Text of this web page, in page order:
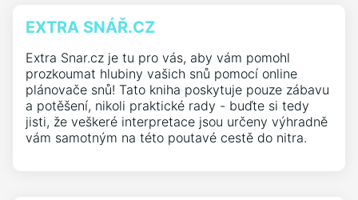
EXTRA SNÁŘ.CZ
Extra Snar.cz je tu pro vás, aby vám pomohl
prozkoumat hlubiny vašich snů pomocí online
plánovače snů! Tato kniha poskytuje pouze zábavu
a potěšení, nikoli praktické rady - buďte si tedy
jisti, že veškeré interpretace jsou určeny výhradně
vám samotným na této poutavé cestě do nitra.